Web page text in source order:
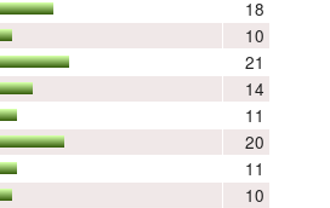
18
10
21
14
11
20
11
10